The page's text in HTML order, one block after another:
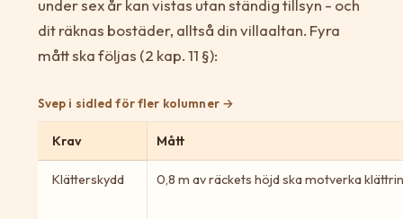
under sex år kan vistas utan ständig tillsyn - och
dit räknas bostäder, alltså din villaaltan. Fyra
mått ska följas (2 kap. 11 §):
Svep i sidled för fler kolumner
Krav Mått
Klätterskydd 0,8 m av räckets höjd ska motverka